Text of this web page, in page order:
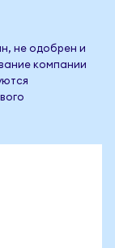
не одобрен и
компании